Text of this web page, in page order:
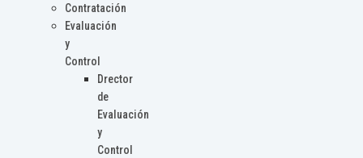
Contratación
Evaluación
y
Control
Drector
de
Evaluación
y
Control